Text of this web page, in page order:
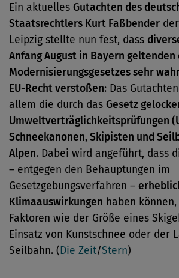
Ein aktuelles Gutachten des
Staatsrechtlers Kurt Faßbender
Leipzig stellte nun fest, dass
Anfang August in Bayern
Modernisierungsgesetzes sehr
EU-Recht verstoßen: Das
allem die durch das Gesetz
Umweltverträglichkeitsprüfungen
Schneekanonen, Skipisten und
Alpen. Dabei wird angeführt, dass
– entgegen den Behauptungen im
Gesetzgebungsverfahren –
Klimaauswirkungen haben
Faktoren wie der Größe eines
Einsatz von Kunstschnee oder der
Seilbahn. ( Die Zeit/Stern)